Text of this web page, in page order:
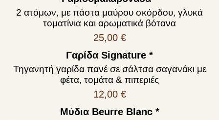
2 ατόμων, με πάστα μαύρου σκόρδου, γλυκά
τοματίνια και αρωματικά βότανα
25,00 €
Γαρίδα Signature *
Τηγανητή γαρίδα πανέ σε σάλτσα σαγανάκι με
φέτα, τομάτα & πιπεριές
12,00 €
Μύδια Beurre Blanc *